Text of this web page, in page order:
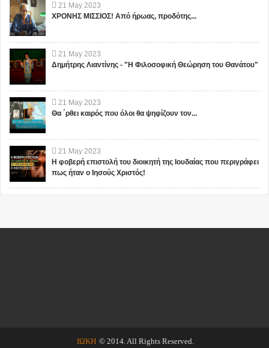
21 May 2023
ΧΡΟΝΗΣ ΜΙΣΣΙΟΣ! Από ήρωας, προδότης...
21 May 2023
Δημήτρης Λιαντίνης - "Η Φιλοσοφική Θεώρηση του Θανάτου"
21 May 2023
Θα ΄ρθει καιρός που όλοι θα ψηφίζουν τον...
21 May 2023
Η φοβερή επιστολή του διοικητή της Ιουδαίας που περιγράφει
πως ήταν ο Ιησούς Χριστός!
ΙΩΚΗ © 2014. All Rights Reserved.